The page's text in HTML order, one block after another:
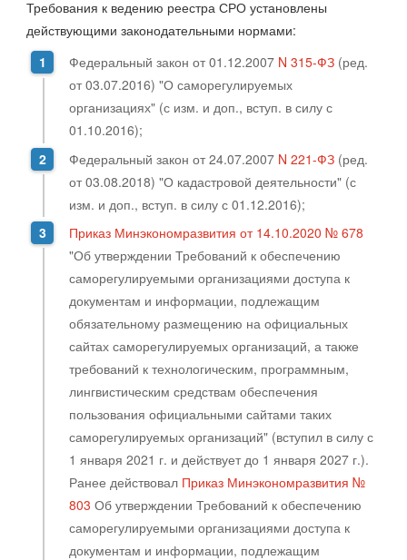
Требования к ведению реестра СРО установлены
действующими законодательными нормами:
Федеральный закон от 01.12.2007 N 315-ФЗ (ред.
от 03.07.2016) "О саморегулируемых
организациях" (с изм. и доп., вступ. в силу с
01.10.2016);
Федеральный закон от 24.07.2007 N 221-ФЗ (ред.
от 03.08.2018) "О кадастровой деятельности" (с
изм. и доп., вступ. в силу с 01.12.2016);
Приказ Минэкономразвития от 14.10.2020 № 678
"Об утверждении Требований к обеспечению
саморегулируемыми организациями доступа к
документам и информации, подлежащим
обязательному размещению на официальных
сайтах саморегулируемых организаций, а также
требований к технологическим, программным,
лингвистическим средствам обеспечения
пользования официальными сайтами таких
саморегулируемых организаций" (вступил в силу с
1 января 2021 г. и действует до 1 января 2027 г.).
Ранее действовал Приказ Минэкономразвития №
803 Об утверждении Требований к обеспечению
саморегулируемыми организациями доступа к
документам и информации, подлежащим